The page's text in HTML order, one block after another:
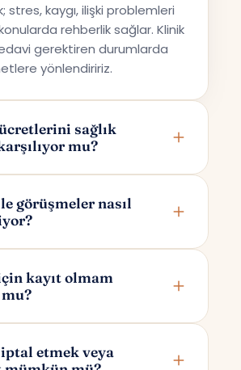
stres, kaygı, ilişki problemleri
rehberlik sağlar. Klinik
gerektiren durumlarda
yönlendiririz.
sağlık
mu?
bu nedenle ücretler sağlık
karşılanmamaktadır.
görüşmeler nasıl
Randevunuzu
sonra yalnızca size ve
kayıt olmam
girmeniz yeterlidir. Bu
iptal etmek veya